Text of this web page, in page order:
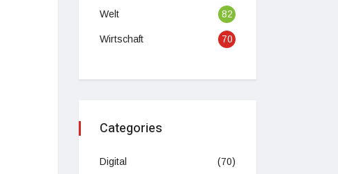
Welt 82
Wirtschaft 70
Categories
Digital (70)